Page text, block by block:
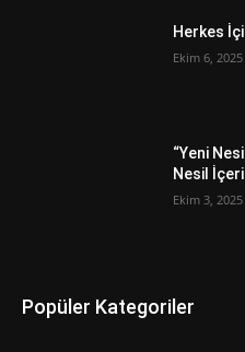
Herkes
Ekim 6, 2025
“Yeni
Nesil
Ekim 3, 2025
Popüler Kategoriler